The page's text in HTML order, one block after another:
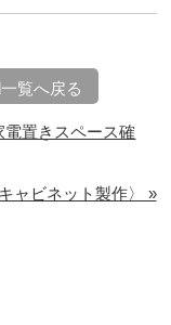
覧へ戻る
置きスペース確
ャビネット製作〉 »